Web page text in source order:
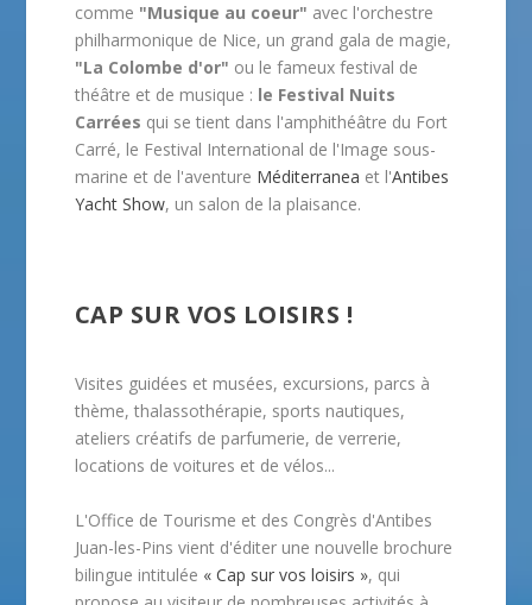
comme "Musique au coeur" avec l'orchestre
philharmonique de Nice, un grand gala de magie,
"La Colombe d'or" ou le fameux festival de
théâtre et de musique : le Festival Nuits
Carrées qui se tient dans l'amphithéâtre du Fort
Carré, le Festival International de l'Image sous-
marine et de l'aventure Méditerranea et l'Antibes
Yacht Show, un salon de la plaisance.
CAP SUR VOS LOISIRS !
Visites guidées et musées, excursions, parcs à
thème, thalassothérapie, sports nautiques,
ateliers créatifs de parfumerie, de verrerie,
locations de voitures et de vélos...
L'Office de Tourisme et des Congrès d'Antibes
Juan-les-Pins vient d'éditer une nouvelle brochure
bilingue intitulée « Cap sur vos loisirs », qui